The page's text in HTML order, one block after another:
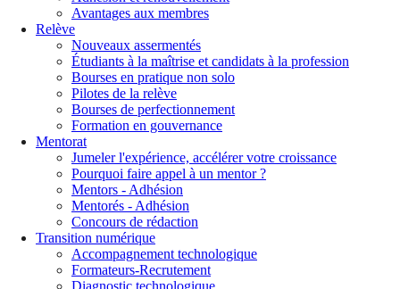
Avantages aux membres
Relève
Nouveaux assermentés
Étudiants à la maîtrise et candidats à la profession
Bourses en pratique non solo
Pilotes de la relève
Bourses de perfectionnement
Formation en gouvernance
Mentorat
Jumeler l'expérience, accélérer votre croissance
Pourquoi faire appel à un mentor ?
Mentors - Adhésion
Mentorés - Adhésion
Concours de rédaction
Transition numérique
Accompagnement technologique
Formateurs-Recrutement
Diagnostic technologique